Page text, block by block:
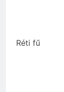
Réti fű